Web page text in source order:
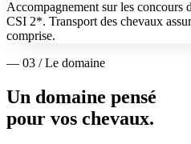
Accompagnement sur les concours
CSI 2*. Transport des chevaux
comprise.
— 03 / Le domaine
Un domaine pensé
pour vos chevaux.